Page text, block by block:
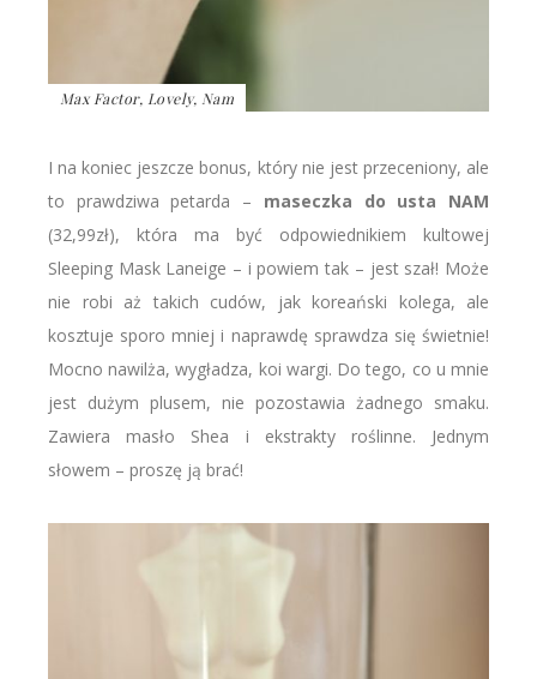
Max Factor, Lovely, Nam
I na koniec jeszcze bonus, który nie jest przeceniony, ale
to prawdziwa petarda – maseczka do usta NAM
(32,99zł), która ma być odpowiednikiem kultowej
Sleeping Mask Laneige – i powiem tak – jest szał! Może
nie robi aż takich cudów, jak koreański kolega, ale
kosztuje sporo mniej i naprawdę sprawdza się świetnie!
Mocno nawilża, wygładza, koi wargi. Do tego, co u mnie
jest dużym plusem, nie pozostawia żadnego smaku.
Zawiera masło Shea i ekstrakty roślinne. Jednym
słowem – proszę ją brać!